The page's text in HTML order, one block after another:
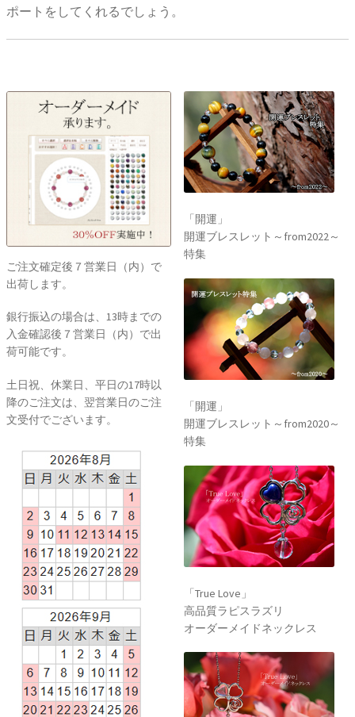
ポートをしてくれるでしょう。
ご注文確定後７営業日（内）で
出荷します。
銀行振込の場合は、13時までの
入金確認後７営業日（内）で出
荷可能です。
土日祝、休業日、平日の17時以
降のご注文は、翌営業日のご注
文受付でございます。
「開運」
開運ブレスレット～from2022～
特集
「開運」
開運ブレスレット～from2020～
特集
「True Love」
高品質ラピスラズリ
オーダーメイドネックレス